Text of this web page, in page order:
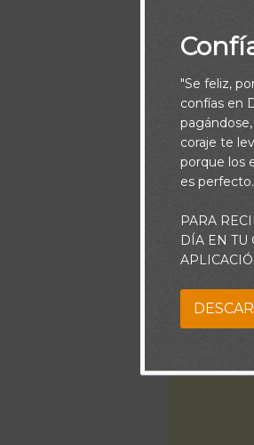
“Aunque
"Se feliz,
confías en
coraje te
porque los
es
PARA
DÍA EN TU